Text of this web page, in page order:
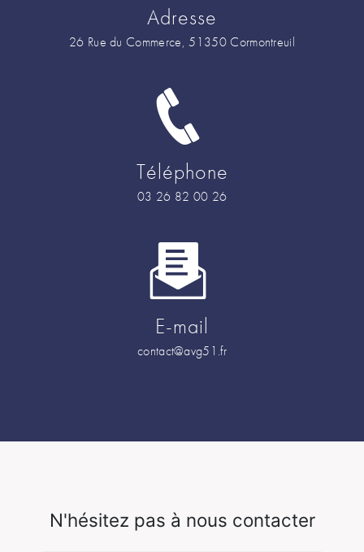
Adresse
26 Rue du Commerce, 51350 Cormontreuil
Téléphone
03 26 82 00 26
E-mail
contact@avg51.fr
N'hésitez pas à nous contacter